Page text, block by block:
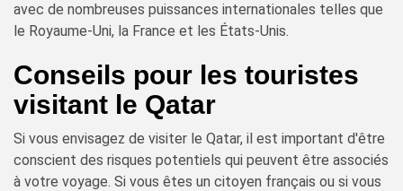
avec de nombreuses puissances internationales telles que
le Royaume-Uni, la France et les États-Unis.
Conseils pour les touristes
visitant le Qatar
Si vous envisagez de visiter le Qatar, il est important d'être
conscient des risques potentiels qui peuvent être associés
à votre voyage. Si vous êtes un citoyen français ou si vous